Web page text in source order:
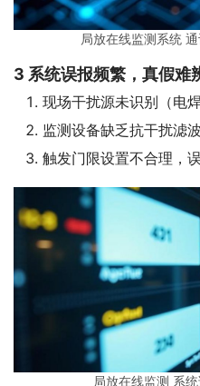
局放在线监测系统
3 系统误报频繁，真假难
现场干扰源未识别（电
监测设备缺乏抗干扰滤
触发门限设置不合理，
局放在线监测 系